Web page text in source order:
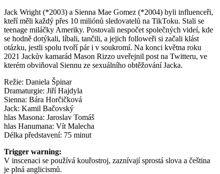
Jack Wright (*2003) a Sienna Mae Gomez (*2004) byli influenceři,
kteří měli každý přes 10 miliónů sledovatelů na TikToku. Stali se
teenage miláčky Ameriky. Postovali nespočet společných videí, kde
se hodně dotýkali, líbali, tančili, a jejich followeři si začali klást
otázku, jestli spolu tvoří pár i v soukromí. Na konci května roku
2021 Jackův kamarád Mason Rizzo uveřejnil post na Twitteru, ve
kterém obviňoval Siennu ze sexuálního obtěžování Jacka.
Režie: Daniela Špinar
Dramaturgie: Jiří Hajdyla
Sienna: Bára Horčičková
Jack: Kamil Bačovský
hlas Masona: Jaroslav Tomáš
hlas Hanumana: Vít Malecha
Délka představení: 75 minut
Trigger warning:
V inscenaci se používá kouřostroj, zaznívají sprostá slova a čeština
je plná anglicismů.